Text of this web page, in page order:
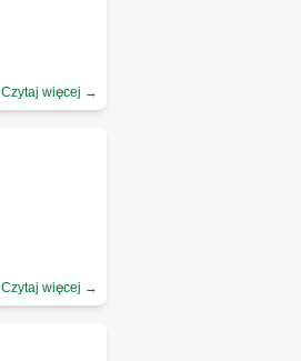
Czytaj więcej →
Czytaj więcej →